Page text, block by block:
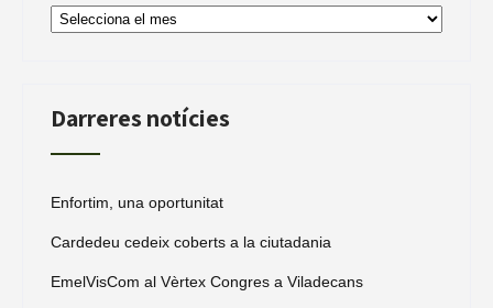
Arxiu
de
Darreres notícies
Enfortim, una oportunitat
Cardedeu cedeix coberts a la ciutadania
EmelVisCom al Vèrtex Congres a Viladecans